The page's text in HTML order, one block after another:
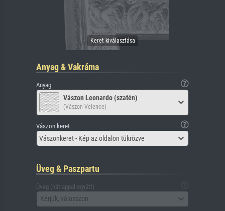
Anyag & Vakráma
Anyag
Vászon Leonardo (szatén)
(Vászon Velence)
Vászon keret
Vászonkeret - Kép az oldalon tükrözve
Üveg & Paszpartu
Üveg (hátlappal együtt)
Kérjük, válasszon